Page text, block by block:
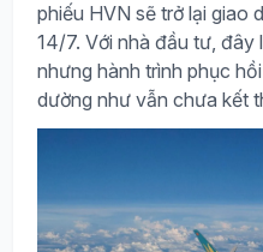
phiếu HVN sẽ trở lại giao
14/7. Với nhà đầu tư,
nhưng hành trình phục
dường như vẫn chưa kết